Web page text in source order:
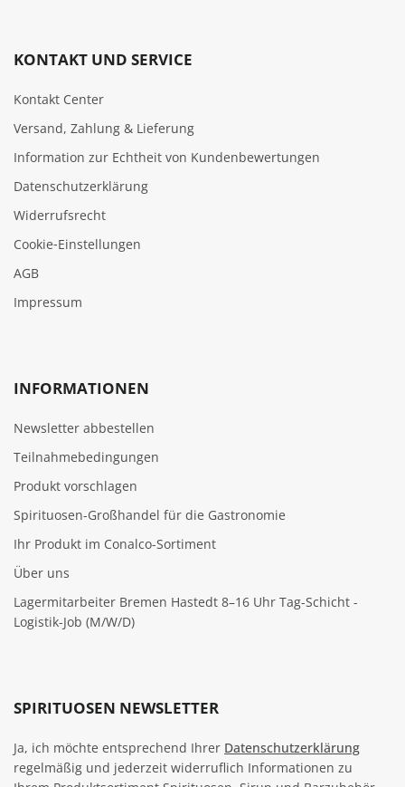
KONTAKT UND SERVICE
Kontakt Center
Versand, Zahlung & Lieferung
Information zur Echtheit von Kundenbewertungen
Datenschutzerklärung
Widerrufsrecht
Cookie‑Einstellungen
AGB
Impressum
INFORMATIONEN
Newsletter abbestellen
Teilnahmebedingungen
Produkt vorschlagen
Spirituosen-Großhandel für die Gastronomie
Ihr Produkt im Conalco-Sortiment
Über uns
Lagermitarbeiter Bremen Hastedt 8–16 Uhr Tag-Schicht -
Logistik-Job (M/W/D)
SPIRITUOSEN NEWSLETTER
Ja, ich möchte entsprechend Ihrer Datenschutzerklärung
regelmäßig und jederzeit widerruflich Informationen zu